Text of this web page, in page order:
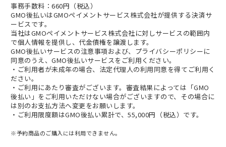
事務手数料：660円（税込）
GMO後払いはGMOペイメントサービス株式会社が提供する決済サ
ービスです。
当社はGMOペイメントサービス株式会社に対しサービスの範囲内
で個人情報を提供し、代金債権を譲渡します。
GMO後払いサービスの注意事項および、 プライバシーポリシーに
同意のうえ、GMO後払いサービスをご利用ください。
・ご利用者が未成年の場合、法定代理人の利用同意を得てご利用く
ださい。
・ご利用にあたり審査がございます。審査結果によっては「GMO
後払い」をご利用いただけない場合がございますので、その場合に
は別のお支払方法へ変更をお願いします。
・ご利用限度額はGMO後払い累計で、55,000円（税込）です。
※予約商品のご購入には利用できません。